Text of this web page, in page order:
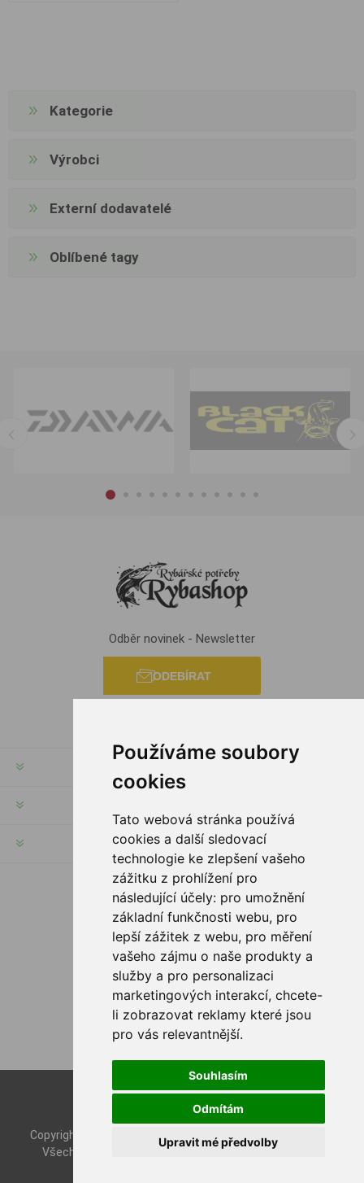
Používáme soubory
cookies
Tato webová stránka používá
cookies a další sledovací
technologie ke zlepšení vašeho
zážitku z prohlížení pro
následující účely: pro umožnění
základní funkčnosti webu, pro
lepší zážitek z webu, pro měření
vašeho zájmu o naše produkty a
služby a pro personalizaci
marketingových interakcí, chcete-
li zobrazovat reklamy které jsou
pro vás relevantnější.
Souhlasím
Odmítám
Upravit mé předvolby
Kategorie
Výrobci
Externí dodavatelé
Oblíbené tagy
Odběr novinek - Newsletter
ODEBÍRAT
INFORMACE
SLEDUJTE NÁS
MOŽNOSTI PLATBY
Nop-Templates.com
Copyright © 2026 Rybashop CZ. Všechna práva vyhrazena.
Všechny ceny jsou zapsány včetně daně. Bez